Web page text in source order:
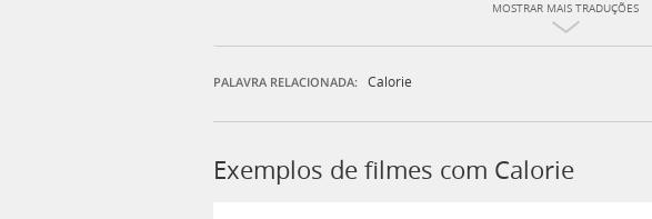
MOSTRAR MAIS TRADUÇÕES
PALAVRA RELACIONADA: Calorie
Exemplos de filmes com Calorie